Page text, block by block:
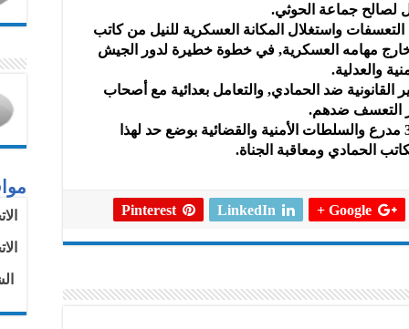
لصالح جماعة الحوثي.
واستغلال المكانة العسكرية للنيل من كاتب
من تصرفات اللواء 35 مدرع خارج مهامه العسكرية, في خطوة خطيرة لدور الجيش
والعدلية.
القانونية ضد الحمادي, والتعامل بعدائية مع أصحاب
التعسف ضدهم.
وتطالب النقابة محافظ تعز وقائد اللواء 35 مدرع والسلطات الأمنية والقضائية بوضع حد لهذا
الحمادي ومعاقبة الجناة.
Google +
LinkedIn
Pinterest